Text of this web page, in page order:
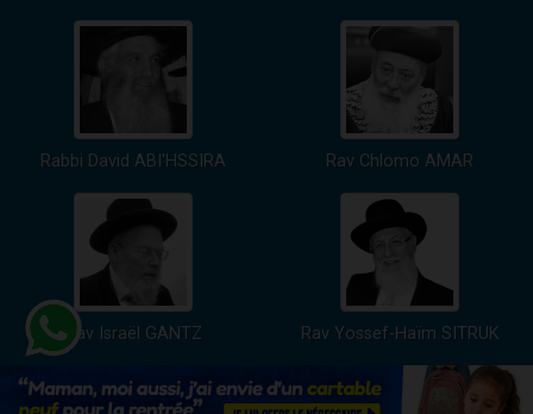
Rabbi David ABI'HSSIRA Rav Chlomo AMAR
Rav Israël GANTZ Rav Yossef-Haïm SITRUK